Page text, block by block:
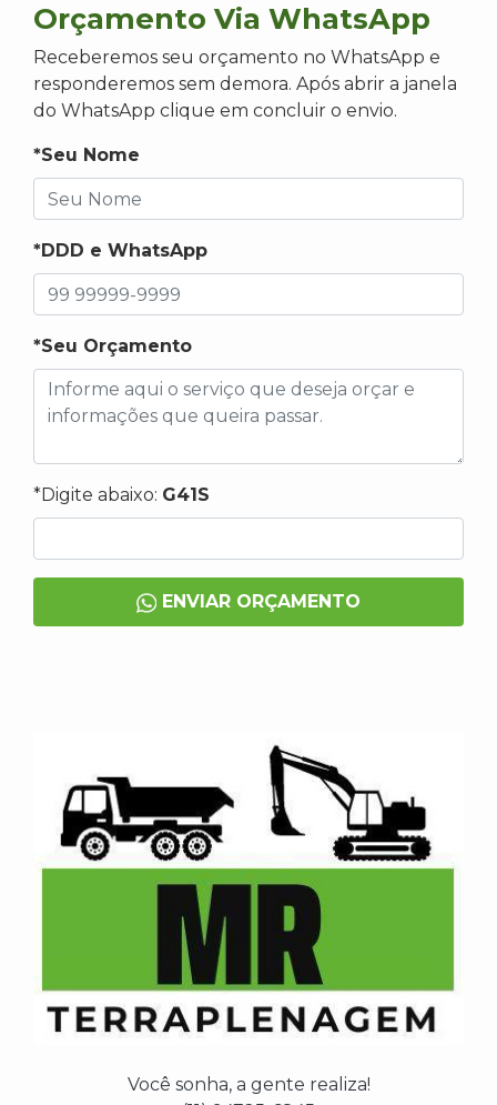
Orçamento Via WhatsApp
Receberemos seu orçamento no WhatsApp e
responderemos sem demora. Após abrir a janela
do WhatsApp clique em concluir o envio.
*Seu Nome
*DDD e WhatsApp
*Seu Orçamento
*Digite abaixo: G41S
ENVIAR ORÇAMENTO
Você sonha, a gente realiza!